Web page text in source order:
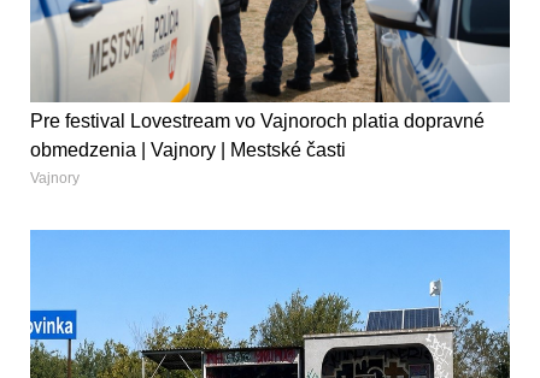
Pre festival Lovestream vo Vajnoroch platia dopravné
obmedzenia | Vajnory | Mestské časti
Vajnory